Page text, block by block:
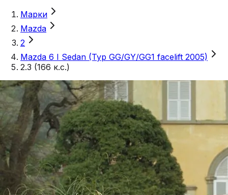
Марки
Mazda
2
Mazda 6 I Sedan (Typ GG/GY/GG1 facelift 2005)
2.3 (166 к.с.)